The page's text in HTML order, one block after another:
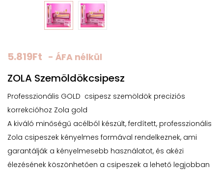
5.819Ft - ÁFA nélkül
ZOLA Szemöldökcsipesz
Professzionális GOLD csipesz szemöldök preciziós
korrekcióhoz Zola gold
A kiváló minőségű acélból készült, ferdített, professzionális
Zola csipeszek kényelmes formával rendelkeznek, ami
garantálják a kényelmesebb használatot, és akézi
élezésének köszönhetően a csipeszek a lehető legjobban